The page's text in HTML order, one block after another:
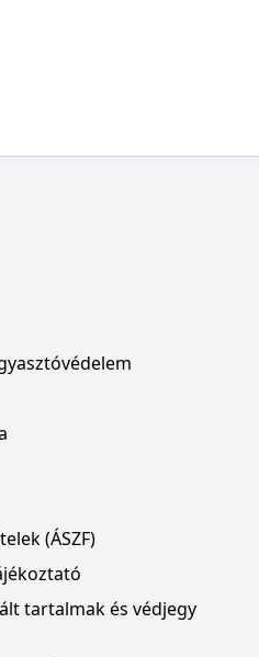
(ÁSZF)
tartalmak és védjegy